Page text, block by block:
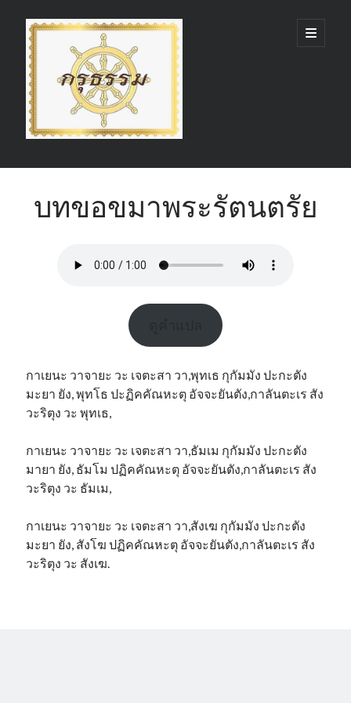
กรุ
ธรรม
(GruDhamma.com)
open
primary
Sidebar
บทขอขมาพระรัตนตรัย
กาเยนะ วาจายะ วะ เจตะสา วา,พุทเธ กุกัมมัง ปะกะตัง
มะยา ยัง, พุทโธ ปะฏิคคัณหะตุ อัจจะยันตัง,กาลันตะเร สัง
วะริตุง วะ พุทเธ,
กาเยนะ วาจายะ วะ เจตะสา วา,ธัมเม กุกัมมัง ปะกะตัง
มายา ยัง, ธัมโม ปฏิคคัณหะตุ อัจจะยันตัง,กาลันตะเร สัง
วะริตุง วะ ธัมเม,
กาเยนะ วาจายะ วะ เจตะสา วา,สังเฆ กุกัมมัง ปะกะตัง
มะยา ยัง, สังโฆ ปฏิคคัณหะตุ อัจจะยันตัง,กาลันตะเร สัง
วะริตุง วะ สังเฆ.